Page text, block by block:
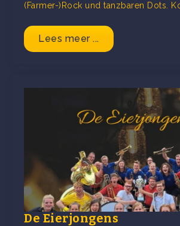
(Farmer-)Rock und tanzbaren Dots.
Lees meer ...
De Eierjongens